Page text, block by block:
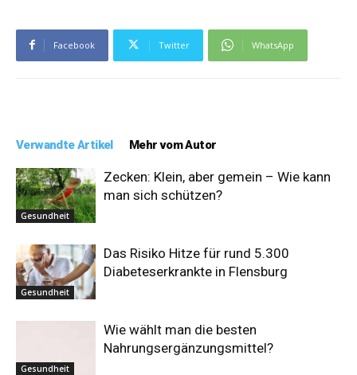
Facebook Twitter WhatsApp
Verwandte Artikel Mehr vom Autor
Gesundheit
Zecken: Klein, aber gemein – Wie kann
man sich schützen?
Gesundheit
Das Risiko Hitze für rund 5.300
Diabeteserkrankte in Flensburg
Gesundheit
Wie wählt man die besten
Nahrungsergänzungsmittel?